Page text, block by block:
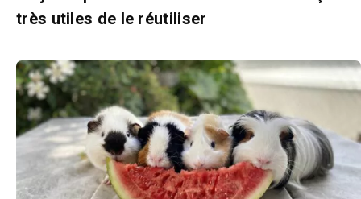
très utiles de le réutiliser